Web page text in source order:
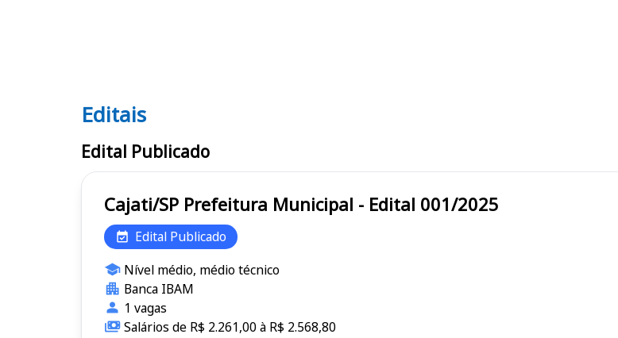
Editais
Editais
Edital Publicado
Cajati/SP Prefeitura Municipal - Edital 001/2025
Edital Publicado
Nível médio, médio técnico
Banca IBAM
1 vagas
Salários de R$ 2.261,00 à R$ 2.568,80